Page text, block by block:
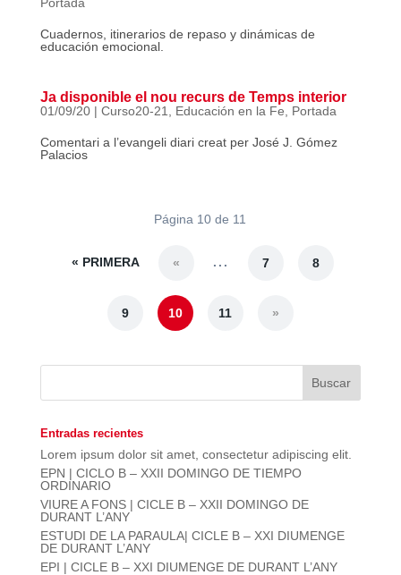
Cuadernos, itinerarios de repaso y dinámicas de
educación emocional.
Ja disponible el nou recurs de Temps interior
01/09/20| Curso20-21 Educación en la Fe Portada
Comentari a l’evangeli diari creat per José J. Gómez
Palacios
Página 10 de 11
« PRIMERA « ... 7 8
9 10 11 »
Entradas recientes
Lorem ipsum dolor sit amet, consectetur adipiscing elit.
EPN | CICLO B – XXII DOMINGO DE TIEMPO
ORDINARIO
VIURE A FONS | CICLE B – XXII DOMINGO DE
DURANT L’ANY
ESTUDI DE LA PARAULA| CICLE B – XXI DIUMENGE
DE DURANT L’ANY
EPI | CICLE B – XXI DIUMENGE DE DURANT L’ANY